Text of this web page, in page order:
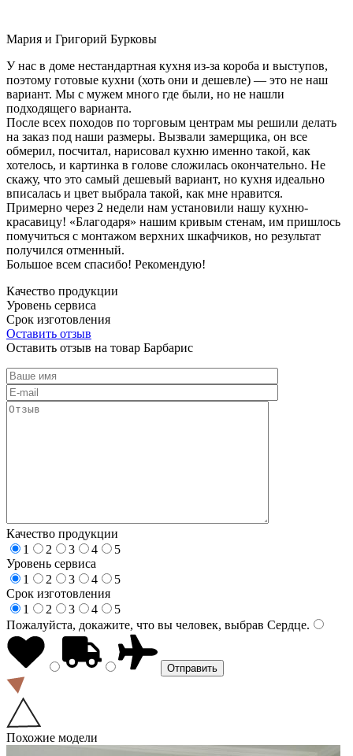
Мария и Григорий Бурковы
У нас в доме нестандартная кухня из-за короба и выступов,
поэтому готовые кухни (хоть они и дешевле) — это не наш
вариант. Мы с мужем много где были, но не нашли
подходящего варианта.
После всех походов по торговым центрам мы решили делать
на заказ под наши размеры. Вызвали замерщика, он все
обмерил, посчитал, нарисовал кухню именно такой, как
хотелось, и картинка в голове сложилась окончательно. Не
скажу, что это самый дешевый вариант, но кухня идеально
вписалась и цвет выбрала такой, как мне нравится.
Примерно через 2 недели нам установили нашу кухню-
красавицу! «Благодаря» нашим кривым стенам, им пришлось
помучиться с монтажом верхних шкафчиков, но результат
получился отменный.
Большое всем спасибо! Рекомендую!
Качество продукции
Уровень сервиса
Срок изготовления
Оставить отзыв
Оставить отзыв на товар Барбарис
Качество продукции
1
2 3 4
5
Уровень сервиса
1
2 3 4
5
Срок изготовления
1
2 3 4
5
Пожалуйста, докажите, что вы человек, выбрав Сердце.
Похожие модели